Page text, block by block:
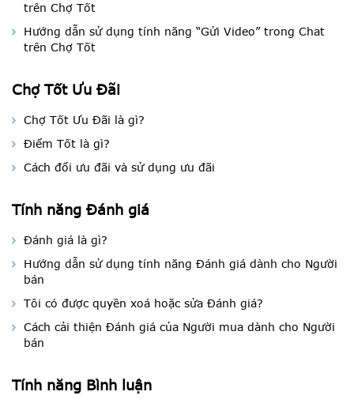
trên Chợ Tốt
Hướng dẫn sử dụng tính năng “Gửi Video” trong Chat
trên Chợ Tốt
Chợ Tốt Ưu Đãi
Chợ Tốt Ưu Đãi là gì?
Điểm Tốt là gì?
Cách đổi ưu đãi và sử dụng ưu đãi
Tính năng Đánh giá
Đánh giá là gì?
Hướng dẫn sử dụng tính năng Đánh giá dành cho Người
bán
Tôi có được quyền xoá hoặc sửa Đánh giá?
Cách cải thiện Đánh giá của Người mua dành cho Người
bán
Tính năng Bình luận